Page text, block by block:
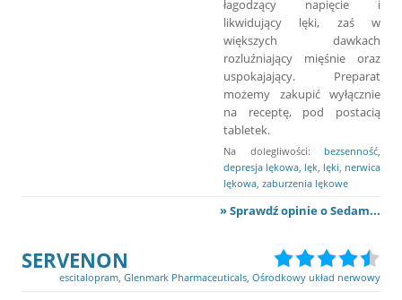
łagodzący napięcie i
likwidujący lęki, zaś w
większych dawkach
rozluźniający mięśnie oraz
uspokajający. Preparat
możemy zakupić wyłącznie
na receptę, pod postacią
tabletek.
Na dolegliwości: bezsenność
depresja lękowa lęk lęki nerwica
lękowa zaburzenia lękowe
» Sprawdź opinie o Sedam...
SERVENON
escitalopram Glenmark Pharmaceuticals Ośrodkowy układ nerwowy